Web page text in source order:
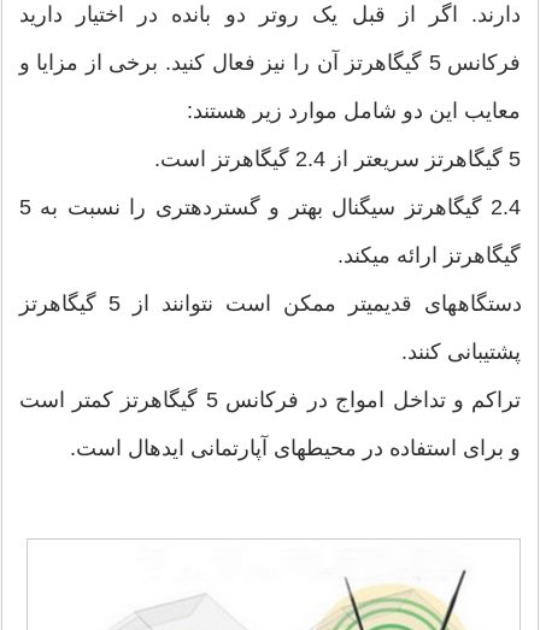
دارند. اگر از قبل یک روتر دو بانده در اختیار دارید
فرکانس 5 گیگاهرتز آن را نیز فعال کنید. برخی از مزایا و
معایب این دو شامل موارد زیر هستند:
5 گیگاهرتز سریع‎تر از 2.4 گیگاهرتز است.
2.4 گیگاهرتز سیگنال بهتر و گسترده‎تری را نسبت به 5
گیگاهرتز ارائه می‎کند.
دستگاه‎های قدیمی‎تر ممکن است نتوانند از 5 گیگاهرتز
پشتیبانی کنند.
تراکم و تداخل امواج در فرکانس 5 گیگاهرتز کمتر است
و برای استفاده در محیط‎های آپارتمانی ایده‎ال است.